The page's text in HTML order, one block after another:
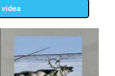
videa